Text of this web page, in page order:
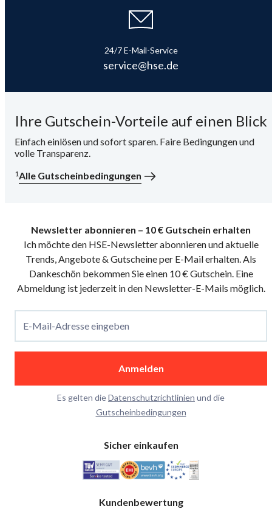
24/7 E-Mail-Service
service@hse.de
Ihre Gutschein-Vorteile auf einen Blick
Einfach einlösen und sofort sparen. Faire Bedingungen und
volle Transparenz.
1Alle Gutscheinbedingungen
Newsletter abonnieren – 10 € Gutschein erhalten
Ich möchte den HSE-Newsletter abonnieren und aktuelle
Trends, Angebote & Gutscheine per E-Mail erhalten. Als
Dankeschön bekommen Sie einen 10 € Gutschein. Eine
Abmeldung ist jederzeit in den Newsletter-E-Mails möglich.
E-Mail-Adresse eingeben
Anmelden
Es gelten dieDatenschutzrichtlinien und die
Gutscheinbedingungen
Sicher einkaufen
Kundenbewertung